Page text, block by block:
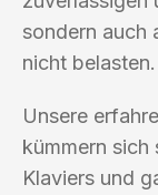
sondern auch
nicht belasten.
Unsere
kümmern
Klaviers und